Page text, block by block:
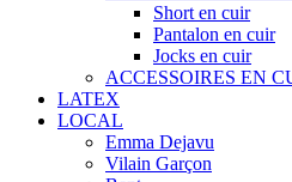
Short en cuir
Pantalon en cuir
Jocks en cuir
ACCESSOIRES EN
LATEX
LOCAL
Emma Dejavu
Vilain Garçon